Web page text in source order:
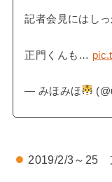
記者会見にはし
正門くんも…
— みほみほ
2019/2/3～25